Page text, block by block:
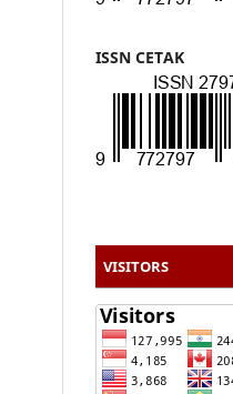
ISSN CETAK
VISITORS